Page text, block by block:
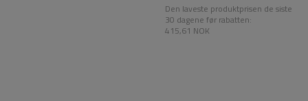
Den laveste produktprisen de siste
30 dagene før rabatten:
415,61 NOK